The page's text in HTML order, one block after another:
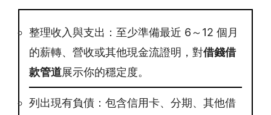
整理收入與支出：至少準備最近 6～12 個月
的薪轉、營收或其他現金流證明，對借錢借
款管道展示你的穩定度。
列出現有負債：包含信用卡、分期、其他借